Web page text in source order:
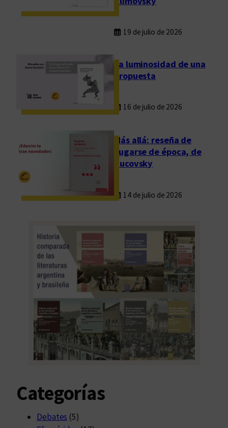
19 de julio de 2026
La luminosidad de una
propuesta
16 de julio de 2026
Más allá: reseña de
Fugarse de época, de
Rucovsky
14 de julio de 2026
Categorías
Debates (5)